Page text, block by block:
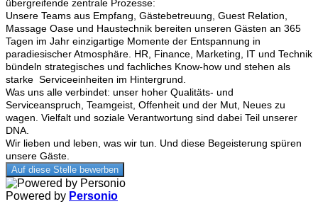
übergreifende zentrale Prozesse:
Unsere Teams aus Empfang, Gästebetreuung, Guest Relation,
Massage Oase und Haustechnik bereiten unseren Gästen an 365
Tagen im Jahr einzigartige Momente der Entspannung in
paradiesischer Atmosphäre. HR, Finance, Marketing, IT und Technik
bündeln strategisches und fachliches Know-how und stehen als
starke Serviceeinheiten im Hintergrund.
Was uns alle verbindet: unser hoher Qualitäts- und
Serviceanspruch, Teamgeist, Offenheit und der Mut, Neues zu
wagen. Vielfalt und soziale Verantwortung sind dabei Teil unserer
DNA.
Wir lieben und leben, was wir tun. Und diese Begeisterung spüren
unsere Gäste.
Auf diese Stelle bewerben
Powered by Personio